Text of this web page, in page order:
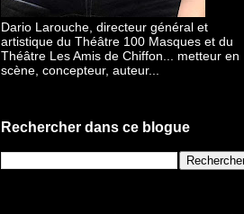
Dario Larouche, directeur général et
artistique du Théâtre 100 Masques et du
Théâtre Les Amis de Chiffon... metteur en
scène, concepteur, auteur...
Rechercher dans ce blogue